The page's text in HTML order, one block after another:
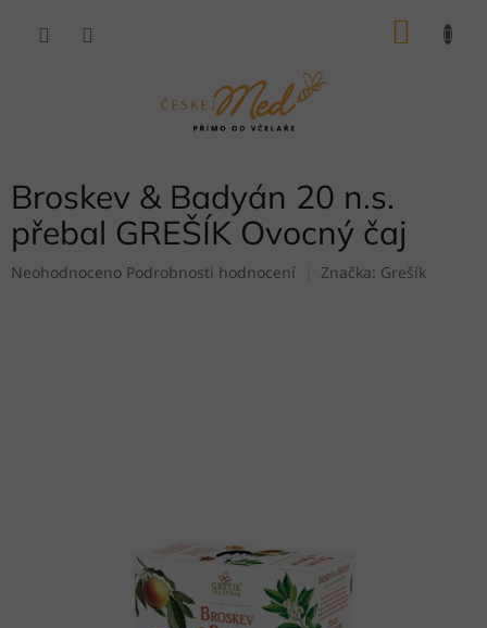
Broskev & Badyán 20 n.s.
přebal GREŠÍK Ovocný čaj
Průměrné
Neohodnoceno Podrobnosti hodnocení Značka: Grešík